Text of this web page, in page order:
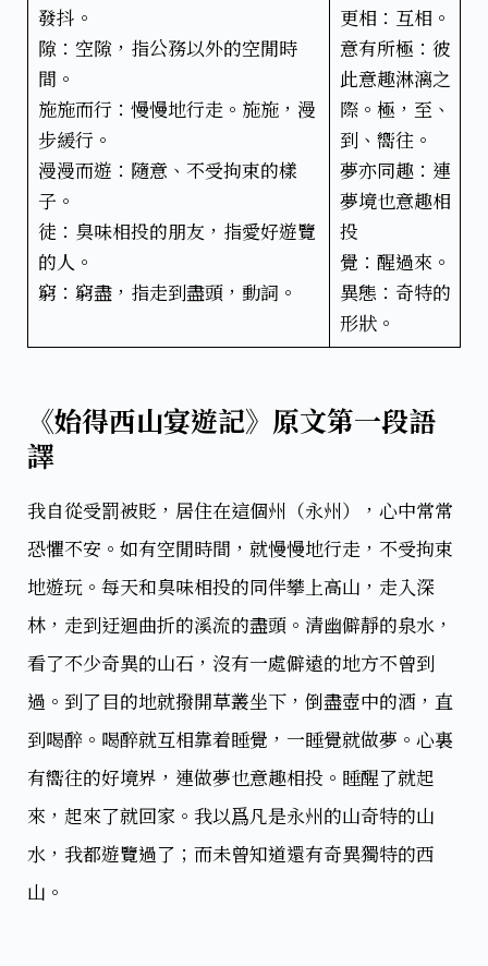
發抖。
隙：空隙，指公務以外的空閒時
間。
施施而行：慢慢地行走。施施，漫
步緩行。
漫漫而遊：隨意、不受拘束的樣
子。
徒：臭味相投的朋友，指愛好遊覽
的人。
窮：窮盡，指走到盡頭，動詞。
更相：互相。
意有所極：彼
此意趣淋漓之
際。極，至、
到、嚮往。
夢亦同趣：連
夢境也意趣相
投
覺：醒過來。
異態：奇特的
形狀。
《始得西山宴遊記》原文第一段語
譯
我自從受罰被貶，居住在這個州（永州），心中常常
恐懼不安。如有空閒時間，就慢慢地行走，不受拘束
地遊玩。每天和臭味相投的同伴攀上高山，走入深
林，走到迂迴曲折的溪流的盡頭。清幽僻靜的泉水，
看了不少奇異的山石，沒有一處僻遠的地方不曾到
過。到了目的地就撥開草叢坐下，倒盡壺中的酒，直
到喝醉。喝醉就互相靠着睡覺，一睡覺就做夢。心裏
有嚮往的好境界，連做夢也意趣相投。睡醒了就起
來，起來了就回家。我以爲凡是永州的山奇特的山
水，我都遊覽過了；而未曾知道還有奇異獨特的西
山。